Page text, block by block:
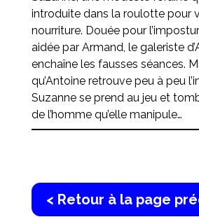
introduite dans la roulotte pour
nourriture. Douée pour
aidée par Armand, le galeriste
enchaîne les fausses séances.
qu’Antoine retrouve peu à peu
Suzanne se prend au jeu et
de l’homme qu’elle manipule…
< Retour à la page